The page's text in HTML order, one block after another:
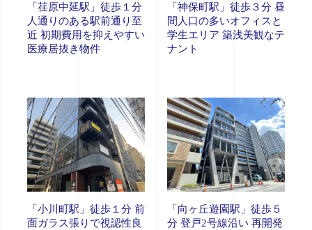
「荏原中延駅」徒歩１分
人通りのある駅前通り至
近 初期費用を抑えやすい
医療居抜き物件
「神保町駅」徒歩３分 昼
間人口の多いオフィスと
学生エリア 築浅美観なテ
ナント
「小川町駅」徒歩１分 前
面ガラス張りで視認性良
「向ヶ丘遊園駅」徒歩５
分 登戸2号線沿い 再開発